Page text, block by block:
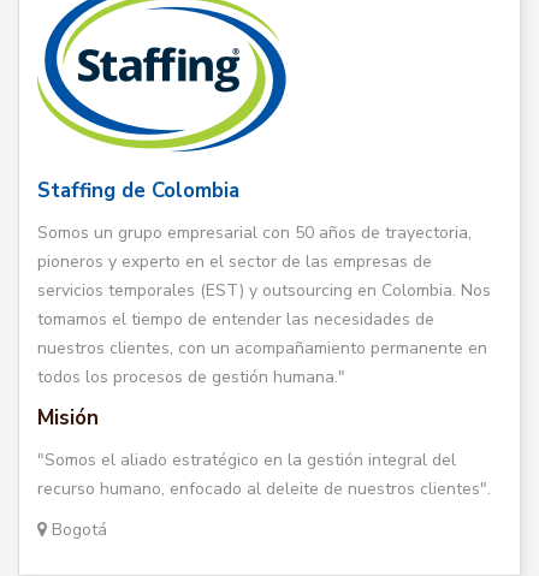
Staffing de Colombia
Somos un grupo empresarial con 50 años de trayectoria,
pioneros y experto en el sector de las empresas de
servicios temporales (EST) y outsourcing en Colombia. Nos
tomamos el tiempo de entender las necesidades de
nuestros clientes, con un acompañamiento permanente en
todos los procesos de gestión humana."
Misión
"Somos el aliado estratégico en la gestión integral del
recurso humano, enfocado al deleite de nuestros clientes".
Bogotá